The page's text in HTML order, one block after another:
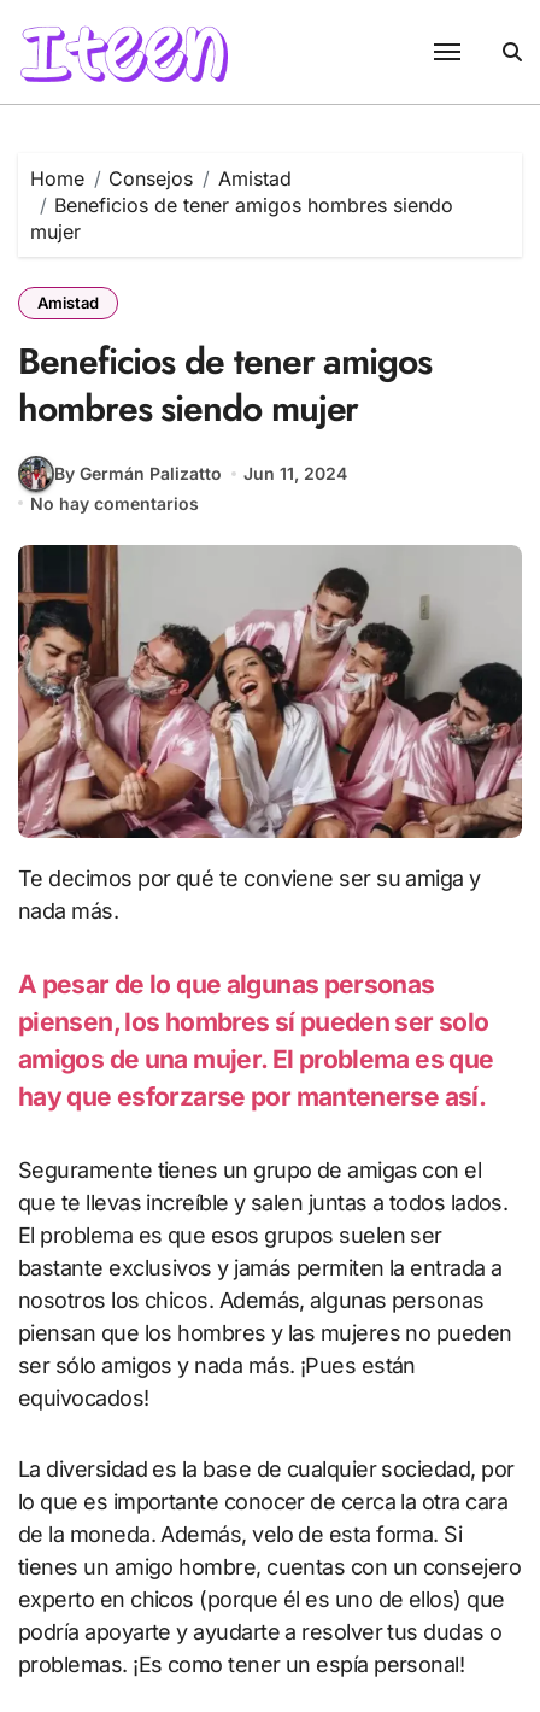
content
Home Consejos
Amistad
Beneficios de tener amigos hombres siendo
mujer
Amistad
Beneficios de tener amigos
hombres siendo mujer
By Germán Palizatto
Jun 11, 2024
No hay comentarios
Te decimos por qué te conviene ser su amiga y
nada más.
A pesar de lo que algunas personas
piensen, los hombres sí pueden ser solo
amigos de una mujer. El problema es que
hay que esforzarse por mantenerse así.
Seguramente tienes un grupo de amigas con el
que te llevas increíble y salen juntas a todos lados.
El problema es que esos grupos suelen ser
bastante exclusivos y jamás permiten la entrada a
nosotros los chicos. Además, algunas personas
piensan que los hombres y las mujeres no pueden
ser sólo amigos y nada más. ¡Pues están
equivocados!
La diversidad es la base de cualquier sociedad, por
lo que es importante conocer de cerca la otra cara
de la moneda. Además, velo de esta forma. Si
tienes un amigo hombre, cuentas con un consejero
experto en chicos (porque él es uno de ellos) que
podría apoyarte y ayudarte a resolver tus dudas o
problemas. ¡Es como tener un espía personal!